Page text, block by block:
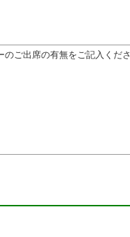
ご出席の有無をご記入くださ